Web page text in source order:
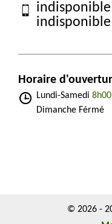
indisponible
indisponible
Horaire
Lundi-Samedi
Dimanche Férmé
© 2026 -